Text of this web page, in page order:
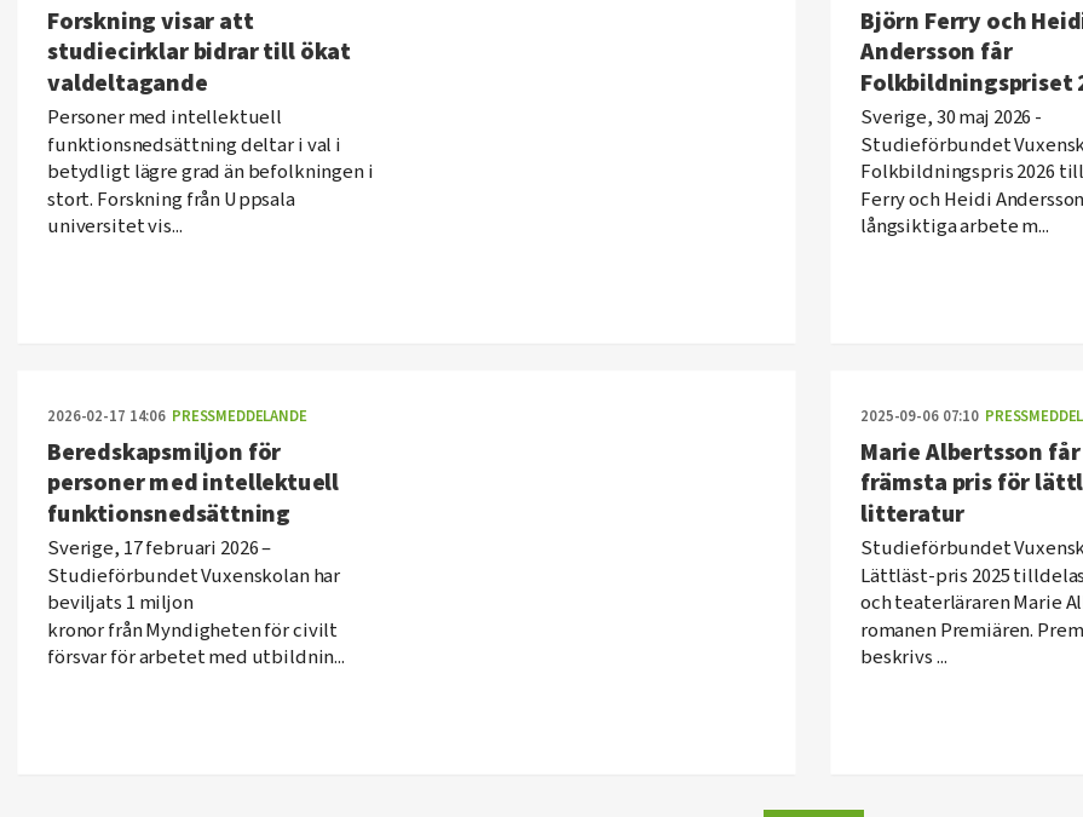
Forskning visar att
studiecirklar bidrar till ökat
valdeltagande
Personer med intellektuell
funktionsnedsättning deltar i val i
betydligt lägre grad än befolkningen i
stort. Forskning från Uppsala
universitet vis...
Björn Ferry och
Andersson får
Folkbildningspriset
Sverige, 30 maj 2026 -
Studieförbundet
Folkbildningspris 2026
Ferry och Heidi
långsiktiga arbete m...
2026-02-17 14:06 PRESSMEDDELANDE
Beredskapsmiljon för
personer med intellektuell
funktionsnedsättning
Sverige, 17 februari 2026 –
Studieförbundet Vuxenskolan har
beviljats 1 miljon
kronor från Myndigheten för civilt
försvar för arbetet med utbildnin...
2025-09-06 07:10
Marie Albertsson
främsta pris för
litteratur
Studieförbundet
Lättläst-pris 2025
och teaterläraren Marie
romanen Premiären.
beskrivs ...